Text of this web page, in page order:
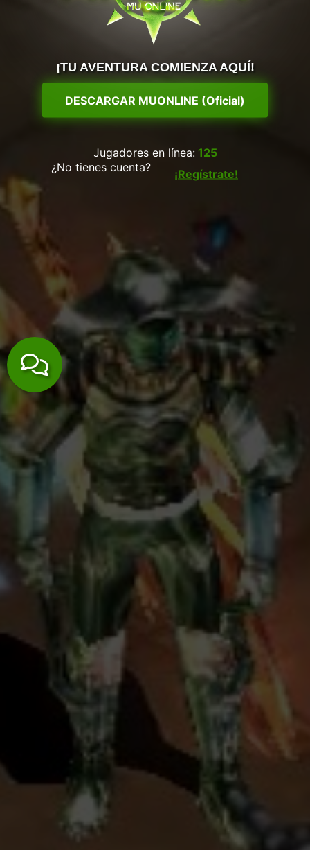
¡TU AVENTURA COMIENZA AQUÍ!
DESCARGAR MUONLINE (Oficial)
Jugadores en línea: 125
¿No tienes cuenta?
¡Regístrate!